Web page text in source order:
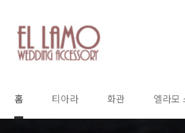
홈 티아라 화관 엘라모